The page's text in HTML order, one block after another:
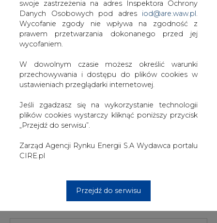
wycofaniem.
W dowolnym czasie możesz określić warunki
przechowywania i dostępu do plików cookies w
ustawieniach przeglądarki internetowej.
Jeśli zgadzasz się na wykorzystanie technologii
plików cookies wystarczy kliknąć poniższy przycisk
„Przejdź do serwisu”.
Zarząd Agencji Rynku Energii S.A Wydawca portalu
CIRE.pl
Przejdź do serwisu
naszym głównym klientom zwłaszcza dzięki
optymalnemu dostosowanej pracy Orlen Lietuva i
udanego współdziałania – powiedział Mantas Baruszka.
W styczniu terminal LNG dokonał regazyfikacji
1,07 mln MWh. Dla porównania w styczniu 2014 roku
zregazyfikowano 0,505 mln MWh - czytamy w
BiznesAlert.pl.
#Gazownictwo #paliwa #świat
Artykuł powstał bez wsparcia narzędzi sztucznej inteligencji.
szkoleń treningowych LLM.
KOMENTARZE